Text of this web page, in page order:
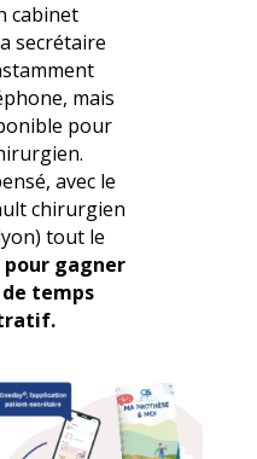
cabinet
secrétaire
mais
pour
avec le
chirurgien
tout le
pour gagner
temps